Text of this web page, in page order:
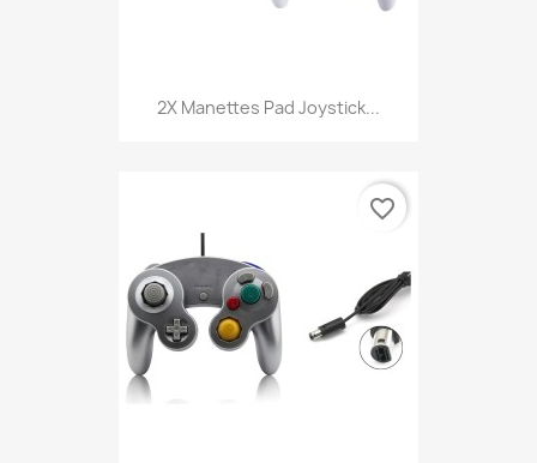
2X Manettes Pad Joystick...
favorite_border